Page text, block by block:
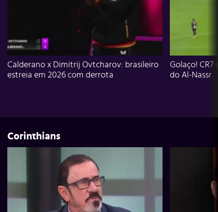
Calderano x Dimitrij Ovtcharov: brasileiro
estreia em 2026 com derrota
Golaço!
do Al-Nassr
Corinthians